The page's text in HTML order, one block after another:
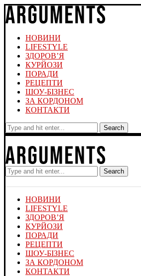
НОВИНИ
LIFESTYLE
ЗДОРОВ’Я
КУРЙОЗИ
ПОРАДИ
РЕЦЕПТИ
ШОУ-БІЗНЕС
ЗА КОРДОНОМ
КОНТАКТИ
Search
Search
НОВИНИ
LIFESTYLE
ЗДОРОВ’Я
КУРЙОЗИ
ПОРАДИ
РЕЦЕПТИ
ШОУ-БІЗНЕС
ЗА КОРДОНОМ
КОНТАКТИ